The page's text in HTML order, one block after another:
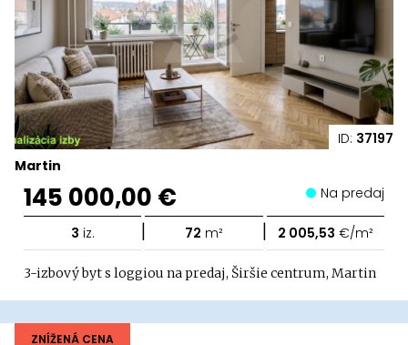
ID: 37197
Martin
145 000,00 € Na predaj
3 iz. | 72 m² | 2 005,53 €/m²
3-izbový byt s loggiou na predaj, Širšie centrum, Martin
ZNÍŽENÁ CENA